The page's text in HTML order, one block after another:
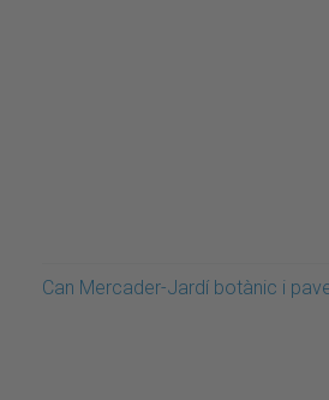
Can Mercader-Jardí botànic i